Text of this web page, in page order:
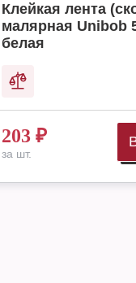
Клейкая лента
малярная Unibob
белая
203 ₽
за шт.